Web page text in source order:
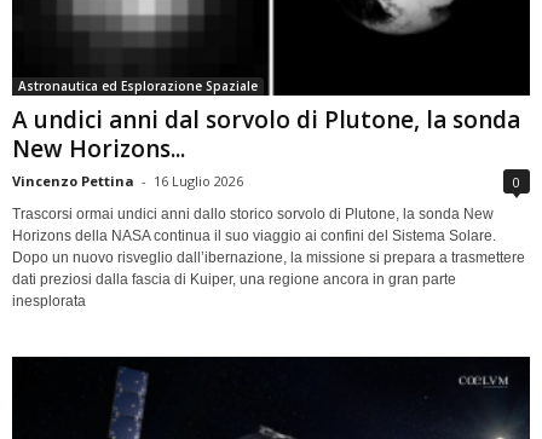
Astronautica ed Esplorazione Spaziale
A undici anni dal sorvolo di Plutone, la sonda
New Horizons...
Vincenzo Pettina - 16 Luglio 2026 0
Trascorsi ormai undici anni dallo storico sorvolo di Plutone, la sonda New
Horizons della NASA continua il suo viaggio ai confini del Sistema Solare.
Dopo un nuovo risveglio dall’ibernazione, la missione si prepara a trasmettere
dati preziosi dalla fascia di Kuiper, una regione ancora in gran parte
inesplorata